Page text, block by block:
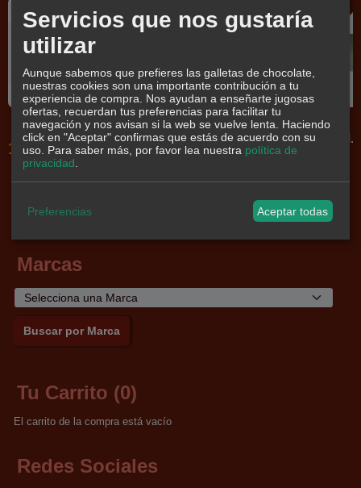
Marcas
Tu Carrito (0)
El carrito de la compra está vacío
Redes Sociales
-50 %
Hojaldradas
1,18 €2,35 €
Agotado
Mantecados
Caseros
Agotado
Delicias de
almendra
Agotado
Polvorón
tradicional.
Caja 4 Kg
29,60 €
Servicios que nos gustaría
utilizar
Aunque sabemos que prefieres las galletas de chocolate,
nuestras cookies son una importante contribución a tu
experiencia de compra. Nos ayudan a enseñarte jugosas
ofertas, recuerdan tus preferencias para facilitar tu
navegación y nos avisan si la web se vuelve lenta. Haciendo
click en "Aceptar" confirmas que estás de acuerdo con su
uso. Para saber más, por favor lea nuestra política de
privacidad
Preferencias Aceptar todas